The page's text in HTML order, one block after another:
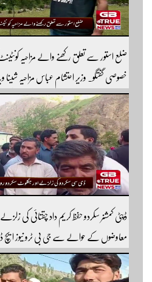
ضلع استور سے تعلق رکھنے والے مزاحیہ
خصوصی گفتگو۔ وزیر احتشام عباس مزاحیہ
اندر کافی مشہور ہیں مزید اچھی اچھی ویڈیوز
سبسکرائب کریں
ڈپٹی کمشنر سکردو حفظ کریم داد چقتائی کی
معاوضوں کے حوالے سے جی بی ٹرو نیوز ایچ
افضل روندو